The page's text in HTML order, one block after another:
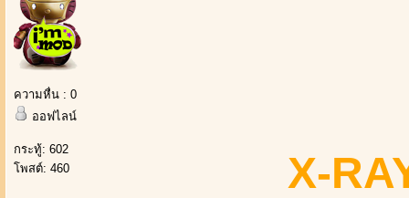
ความหื่น : 0
ออฟไลน์
กระทู้: 602
โพสต์: 460
X-